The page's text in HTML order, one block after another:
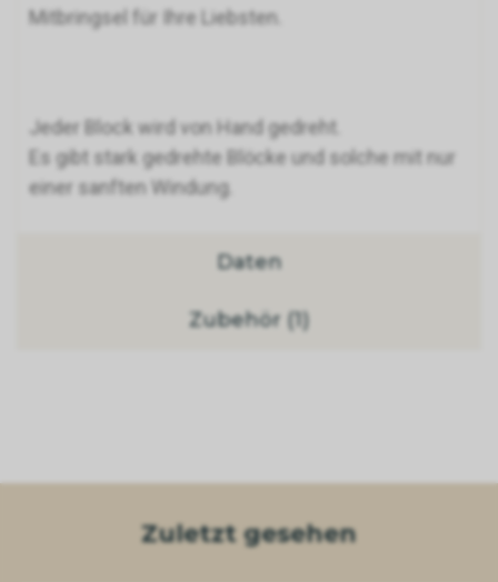
Mitbringsel für Ihre Liebsten.
Jeder Block wird von Hand gedreht.
Es gibt stark gedrehte Blöcke und solche mit nur
einer sanften Windung.
Daten
Zubehör (1)
Zuletzt gesehen